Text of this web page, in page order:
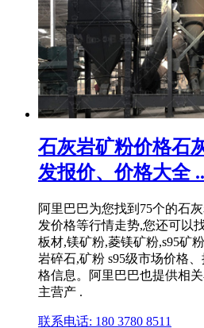
石灰岩矿粉价格石
发报价、价格大全
阿里巴巴为您找到75个的石
发价格等行情走势,您还可以
板材,镁矿粉,菱镁矿粉,s95矿
岩碎石,矿粉 s95级市场价格
格信息。阿里巴巴也提供相
主营产 .
联系电话: 180 3780 8511